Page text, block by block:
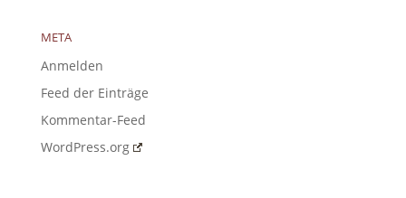
META
Anmelden
Feed der Einträge
Kommentar-Feed
WordPress.org